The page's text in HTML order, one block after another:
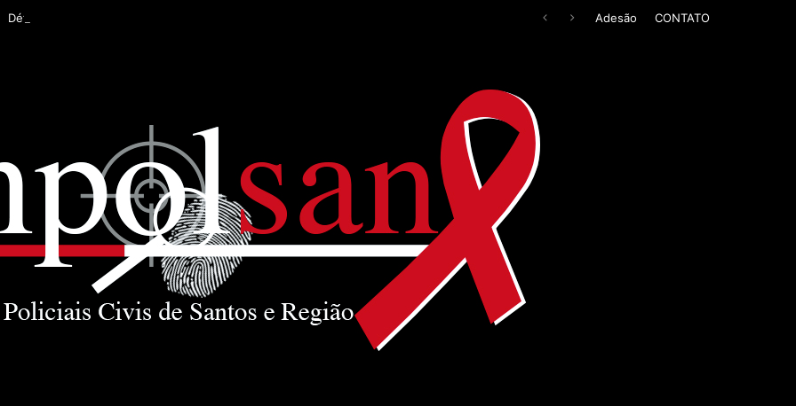
Déficit policial na Baixada Santista pode ser de 32%, afirma Sinpolsan Adesão CONTATO